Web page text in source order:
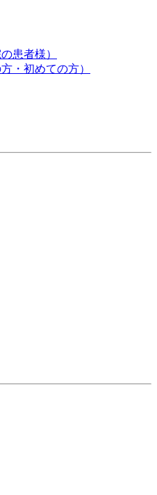
患者様）
・初めての方）